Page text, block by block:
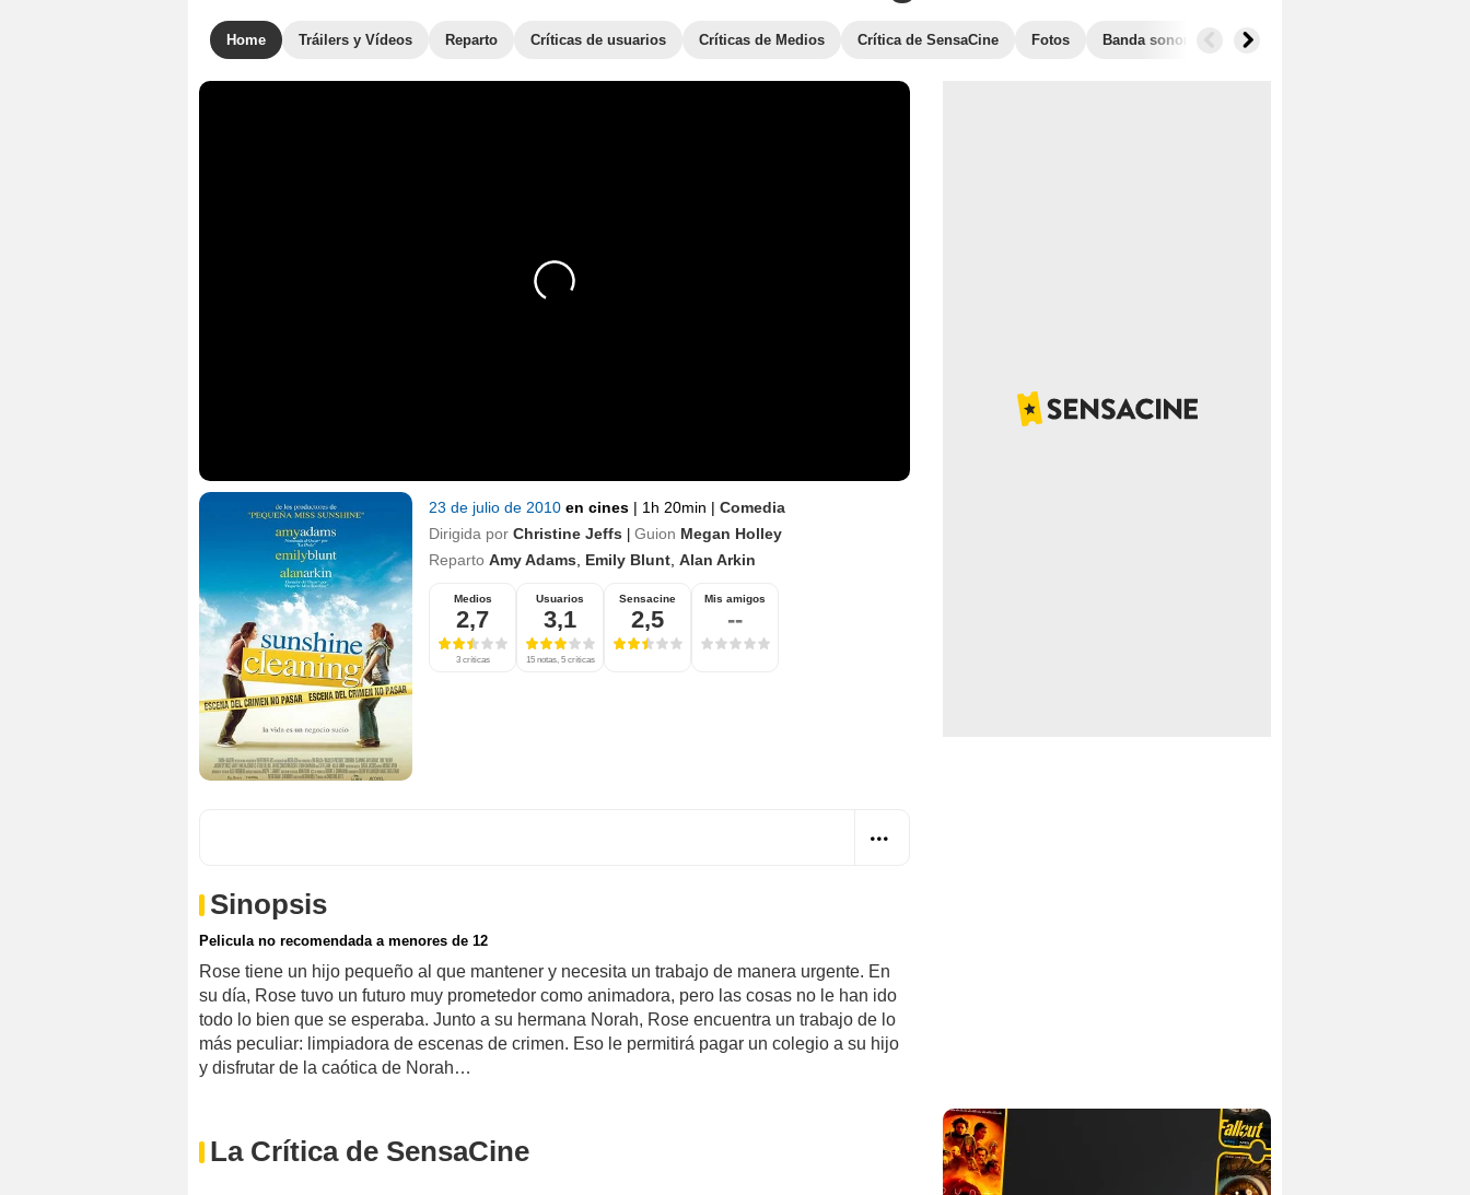
Home Tráilers y Vídeos Reparto Críticas de usuarios Críticas de Medios Crítica de SensaCine Fotos Banda sonora Taquilla
23 de julio de 2010 en cines | 1h 20min | Comedia
Dirigida por Christine Jeffs | Guion Megan Holley
Reparto Amy Adams Emily Blunt Alan Arkin
Medios
2,7
3 críticas
Usuarios
3,1
15 notas, 5 críticas
Sensacine
2,5
Mis amigos
--
Sinopsis
Pelicula no recomendada a menores de 12
Rose tiene un hijo pequeño al que mantener y necesita un trabajo de manera urgente. En
su día, Rose tuvo un futuro muy prometedor como animadora, pero las cosas no le han ido
todo lo bien que se esperaba. Junto a su hermana Norah, Rose encuentra un trabajo de lo
más peculiar: limpiadora de escenas de crimen. Eso le permitirá pagar un colegio a su hijo
y disfrutar de la caótica de Norah…
La Crítica de SensaCine